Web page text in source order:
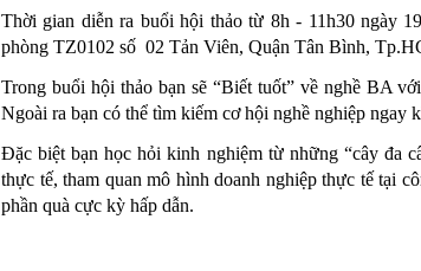
Thời gian diễn ra buổi hội thảo từ 8h - 11h30 ngày
phòng TZ0102 số 02 Tản Viên, Quận Tân Bình,
Trong buổi hội thảo bạn sẽ “Biết tuốt” về nghề BA
Ngoài ra bạn có thể tìm kiếm cơ hội nghề nghiệp ngay
Đặc biệt bạn học hỏi kinh nghiệm từ những “cây đa
thực tế, tham quan mô hình doanh nghiệp thực tế tại
phần quà cực kỳ hấp dẫn.